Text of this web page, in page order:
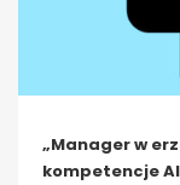
„Manager w
kompetencje